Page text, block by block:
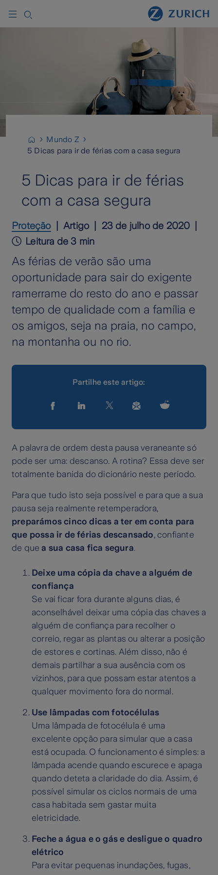
Mundo Z
5 Dicas para ir de férias com a casa segura
5 Dicas para ir de férias
com a casa segura
Proteção Artigo
23 de julho de 2020
Leitura de 3 min
As férias de verão são uma
oportunidade para sair do exigente
ramerrame do resto do ano e passar
tempo de qualidade com a família e
os amigos, seja na praia, no campo,
na montanha ou no rio.
Partilhe este artigo:
A palavra de ordem desta pausa veraneante só
pode ser uma: descanso. A rotina? Essa deve ser
totalmente banida do dicionário neste período.
Para que tudo isto seja possível e para que a sua
pausa seja realmente retemperadora,
preparámos cinco dicas a ter em conta para
que possa ir de férias descansado, confiante
de quea sua casa fica segura.
Deixe uma cópia da chave a alguém de
confiança
Se vai ficar fora durante alguns dias, é
aconselhável deixar uma cópia das chaves a
alguém de confiança para recolher o
correio, regar as plantas ou alterar a posição
de estores e cortinas. Além disso, não é
demais partilhar a sua ausência com os
vizinhos, para que possam estar atentos a
qualquer movimento fora do normal.
Use lâmpadas com fotocélulas
Uma lâmpada de fotocélula é uma
excelente opção para simular que a casa
está ocupada. O funcionamento é simples: a
lâmpada acende quando escurece e apaga
quando deteta a claridade do dia. Assim, é
possível simular os ciclos normais de uma
casa habitada sem gastar muita
eletricidade.
Feche a água e o gás e desligue o quadro
elétrico
Para evitar pequenas inundações, fugas,